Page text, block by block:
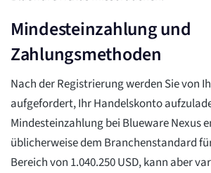
Mindesteinzahlung und
Zahlungsmethoden
Nach der Registrierung werden Sie von
aufgefordert, Ihr Handelskonto
Mindesteinzahlung bei Blueware Nexus
üblicherweise dem Branchenstandard
Bereich von 1.040.250 USD, kann aber